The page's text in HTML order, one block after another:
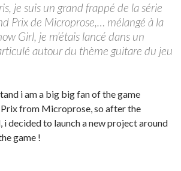
je suis un grand frappé de la série
Prix de Microprose,… mélangé à la
Girl, je m’étais lancé dans un
autour du thème guitare du jeu
i am a big big fan of the game
Prix from Microprose, so after the
decided to launch a new project around
game !